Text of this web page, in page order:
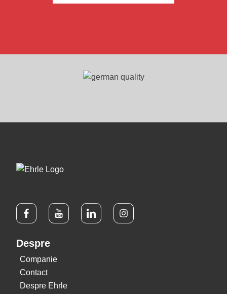
Despre
Companie
Contact
Despre Ehrle